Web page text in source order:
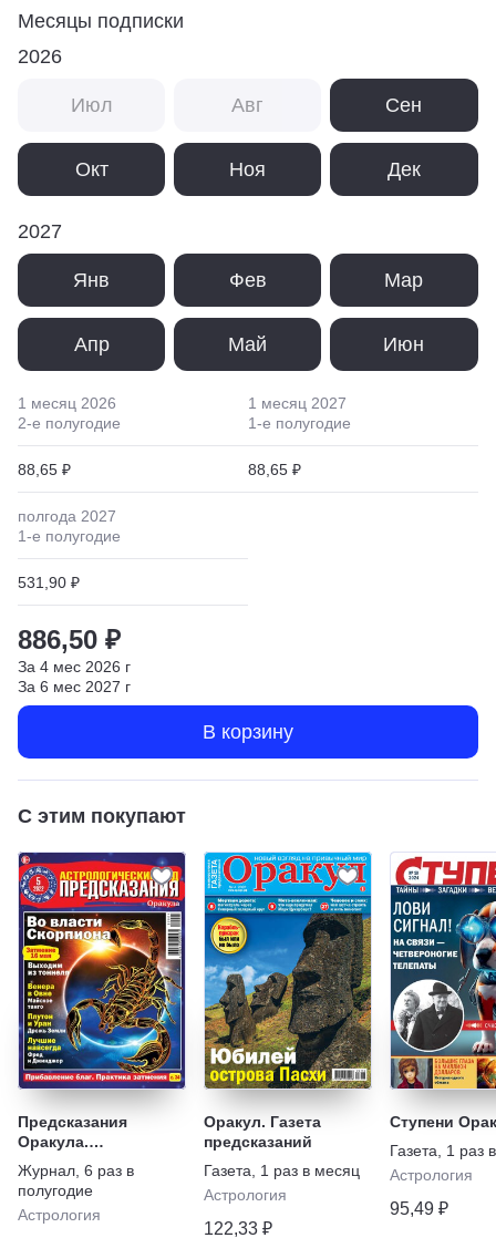
Месяцы подписки
2026
Июл Авг Сен
Окт Ноя Дек
2027
Янв Фев Мар
Апр Май Июн
1 месяц 2026
2-е полугодие
88,65 ₽
1 месяц 2027
1-е полугодие
88,65 ₽
полгода 2027
1-е полугодие
531,90 ₽
886,50 ₽
За 4 мес 2026 г
За 6 мес 2027 г
В корзину
С этим покупают
Предсказания
Оракула.
Астрологический
гид
Журнал 6 раз в
полугодие
Астрология
Оракул. Газета
предсказаний
Газета
1 раз в месяц
Астрология
122,33 ₽
Ступени
Газета
1 раз
Астрология
95,49 ₽